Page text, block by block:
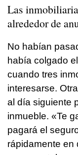
Las
alrededor de
No habían
había colgado
cuando tres
interesarse.
al día siguiente
inmueble. «Te
pagará el
rápidamente en